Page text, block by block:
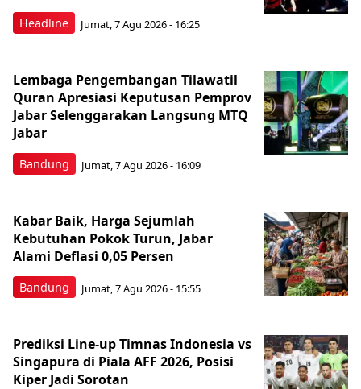
Headline Jumat, 7 Agu 2026 - 16:25
Bandung
Lembaga Pengembangan Tilawatil
Quran Apresiasi Keputusan Pemprov
Jabar Selenggarakan Langsung MTQ
Jabar
Jumat, 7 Agu 2026 - 16:09
Bandung
Kabar Baik, Harga Sejumlah
Kebutuhan Pokok Turun, Jabar
Alami Deflasi 0,05 Persen
Jumat, 7 Agu 2026 - 15:55
Prediksi Line-up Timnas Indonesia vs
Singapura di Piala AFF 2026, Posisi
Kiper Jadi Sorotan